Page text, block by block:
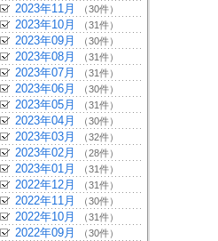
2023年11月 （30件）
2023年10月 （31件）
2023年09月 （30件）
2023年08月 （31件）
2023年07月 （31件）
2023年06月 （30件）
2023年05月 （31件）
2023年04月 （30件）
2023年03月 （32件）
2023年02月 （28件）
2023年01月 （31件）
2022年12月 （31件）
2022年11月 （30件）
2022年10月 （31件）
2022年09月 （30件）